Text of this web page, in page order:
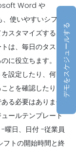
戦略的な利点にスケ
る方法あなたは可
業員のスケジュール
2020
ーションのチームと
2020
Word や
、使いやすいシフト
スタマイズするこ
は、毎日のタスク
に役立ちます。こ
設定したり、何を
とを確認したりで
る必要はありませ
ールテンプレート
-曜日、日付 -従業員
フトの開始時間と終
デモをスケジュールする